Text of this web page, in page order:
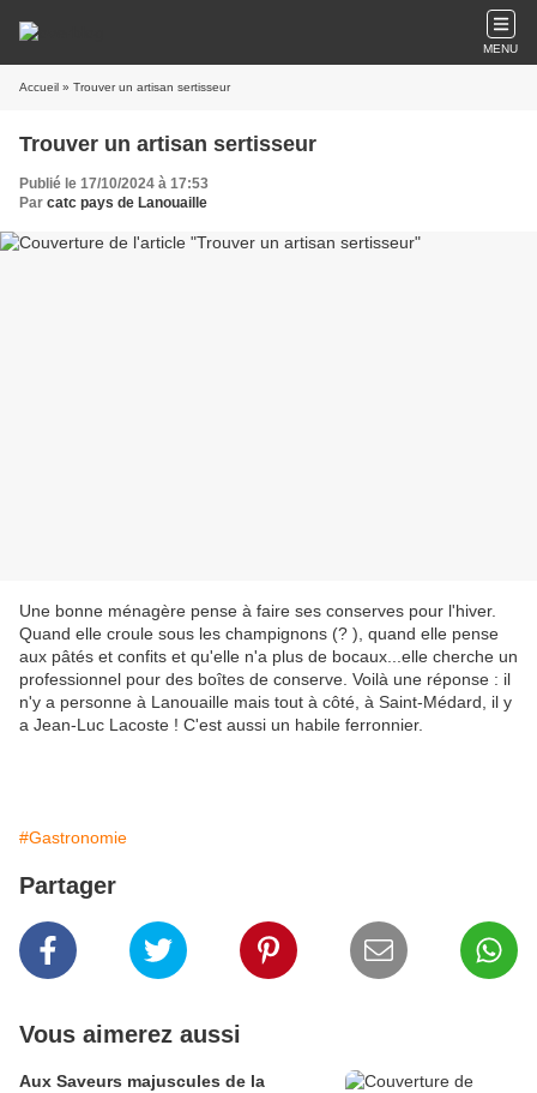
MENU
Accueil » Trouver un artisan sertisseur
Trouver un artisan sertisseur
Publié le 17/10/2024 à 17:53
Par catc pays de Lanouaille
Une bonne ménagère pense à faire ses conserves pour l'hiver.
Quand elle croule sous les champignons (? ), quand elle pense
aux pâtés et confits et qu'elle n'a plus de bocaux...elle cherche un
professionnel pour des boîtes de conserve. Voilà une réponse : il
n'y a personne à Lanouaille mais tout à côté, à Saint-Médard, il y
a Jean-Luc Lacoste ! C'est aussi un habile ferronnier.
#Gastronomie
Partager
Vous aimerez aussi
Aux Saveurs majuscules de la